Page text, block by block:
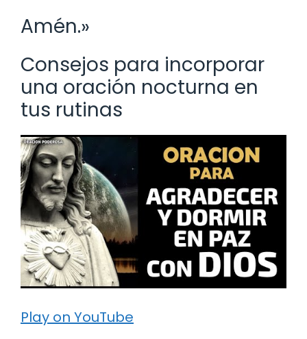
Amén.»
Consejos para incorporar
una oración nocturna en
tus rutinas
Play on YouTube